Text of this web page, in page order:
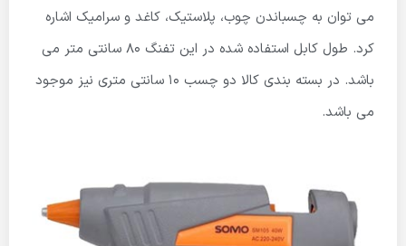
می توان به چسباندن چوب، پلاستیک، کاغد و سرامیک اشاره
کرد. طول کابل استفاده شده در این تفنگ 80 سانتی متر می
باشد. در بسته بندی کالا دو چسب 10 سانتی متری نیز موجود
می باشد.